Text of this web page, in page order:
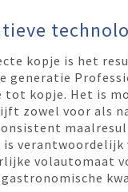
kopje is het
generatie
tot kopje. Het is
zowel voor als
verantwoordelijk
volautomaat